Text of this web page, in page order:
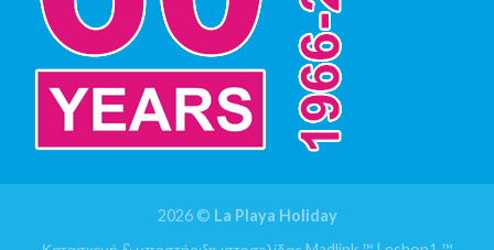
2026 © La Playa Holiday